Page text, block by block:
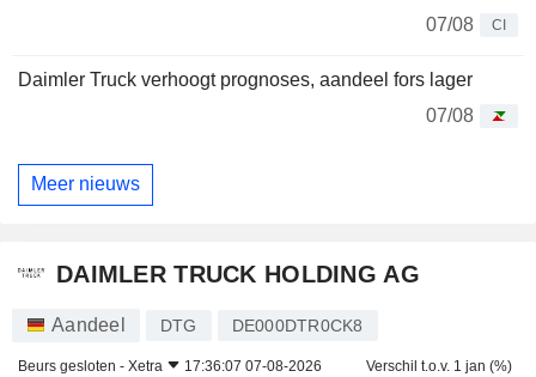
07/08
CI
Daimler Truck verhoogt prognoses, aandeel fors lager
07/08
Meer nieuws
DAIMLER TRUCK HOLDING AG
Aandeel DTG DE000DTR0CK8
Beurs gesloten - Xetra 17:36:07 07-08-2026 Verschil t.o.v. 1 jan (%)